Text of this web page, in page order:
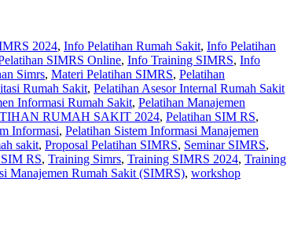
2024, Info Pelatihan Rumah Sakit, Info Pelatihan
SIMRS Online, Info Training SIMRS, Info
Simrs, Materi Pelatihan SIMRS, Pelatihan
Rumah Sakit, Pelatihan Asesor Internal Rumah Sakit
Informasi Rumah Sakit, Pelatihan Manajemen
RUMAH SAKIT 2024, Pelatihan SIM RS,
Informasi, Pelatihan Sistem Informasi Manajemen
sakit, Proposal Pelatihan SIMRS, Seminar SIMRS,
RS, Training Simrs, Training SIMRS 2024, Training
Manajemen Rumah Sakit (SIMRS), workshop